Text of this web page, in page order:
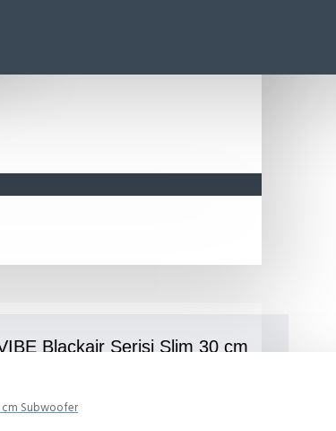
cm Subwoofer
Blackair Serisi Slim 30 cm